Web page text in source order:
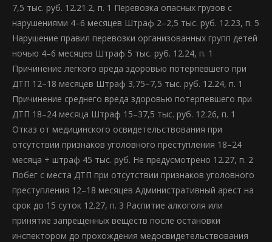
7,5 тыс. руб. 12.21.2, п. 1 Перевозка опасных грузов с
нарушениями 4–6 месяцев Штраф 2–2,5 тыс. руб. 12.23, п. 5
Нарушение правил перевозки организованных групп детей
ночью 4–6 месяцев Штраф 5 тыс. руб. 12.24, п. 1
Причинение легкого вреда здоровью потерпевшего при
ДТП 12–18 месяцев Штраф 3,75–7,5 тыс. руб. 12.24, п. 1
Причинение среднего вреда здоровью потерпевшего при
ДТП 18–24 месяца Штраф 15–37,5 тыс. руб. 12.26, п. 1
Отказ от медицинского освидетельствования при
отсутствии признаков уголовного преступления 18–24
месяца + штраф 45 тыс. руб. Не предусмотрено 12.27, п. 2
Побег с места ДТП при отсутствии признаков уголовного
преступления 12–18 месяцев Административный арест на
срок до 15 суток 12.27, п. 3 Распитие алкоголя или
принятие запрещенных веществ после остановки
инспектором до прохождения медосвидетельствования